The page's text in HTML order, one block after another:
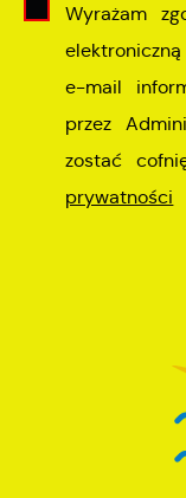
Wyrażam
e-mail
przez
zostać
prywatności